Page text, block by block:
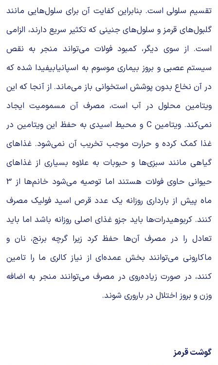
تقسیم سلولی است. بنابراین کفایت آن برای سلول‌هایی مانند
گلبول‌های قرمز و سلول‌های جنینی که تکثیر سریع دارند، الزامی
است. از سوی دیگر، کمبود فولات می‌تواند منجر به نقص
سیستم عصبی و بروز بیماری موسوم به اسپانیابیفیدا شده که
در آن نخاع بدون پوشش استخوانی باز می‌ماند. از آنجا که این
ویتامین محلول در آب است، مصرف آن مسمومیت ایجاد
نمی‌کند. ویتامین C و محیط اسیدی به حفظ این ویتامین در
غذا کمک کرده و حرارت موجب تخریب آن نمی‌شود. غذاهای
گیاهی مانند سبزی‌ها و حبوبات به علاوه بسیاری از غذاهای
حیوانی حاوی فولات هستند اما توصیه می‌شود خانم‌ها از 3
ماه پیش از بارداری روزانه یک عدد قرص اسید فولیک مصرف
کنند. کربوهیدرات‌ها باید جزو غذای اصلی روزانه باشد اما باید
تعادل را در مصرف آن‌ها حفظ کرد زیرا گرچه برنج، نان و
ماکارونی می‌توانند بخش عمده‌ای از نیاز کالری ما را تامین
کنند، در صورت زیاده‌روی در مصرف می‌توانند منجر به اضافه
وزن و بروز اختلال در باروری شوند.
گوشت قرمز